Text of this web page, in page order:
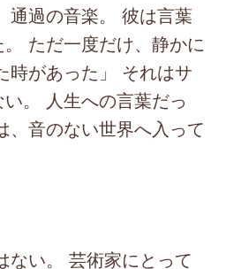
通過の音楽。 彼は言葉
ただ一度だけ、静かに
時があった」 それはサ
。 人生への言葉だっ
、音のない世界へ入って
い。 芸術家にとって